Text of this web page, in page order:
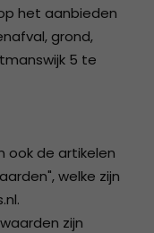
het aanbieden
grond,
5 te
ook de artikelen
welke zijn
zijn